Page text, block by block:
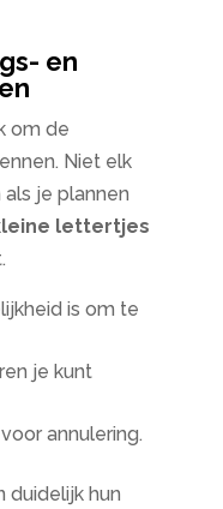
en
om de
Niet elk
je plannen
lettertjes
is om te
je kunt
annulering.
duidelijk hun